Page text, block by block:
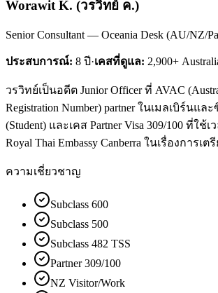
Worawit K. (วรวิทย์ ค.)
Senior Consultant — Oceania Desk (AU/NZ/
ประสบการณ์: 8 ปี·เคสที่ดูแล: 2,900+
วรวิทย์เป็นอดีต Junior Officer ที่ AVAC
Registration Number) partner ในเมลเบิร์น
(Student) และเคส Partner Visa 309/100 ที่ใ
Royal Thai Embassy Canberra ในเรื่องการเ
ความเชี่ยวชาญ
Subclass 600
Subclass 500
Subclass 482 TSS
Partner 309/100
NZ Visitor/Work